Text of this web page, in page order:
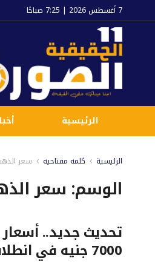
7 أغسطس 2026 | 7:25 صباحًا
الرئيسية
الرئيسية كلمه مفتاحيه سعر
الوسم: سعر
تحديث جديد..
7000 جنيه في انطلاقة تعاملات الثلاثاء